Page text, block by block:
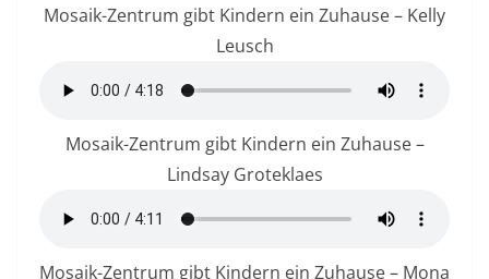
Mosaik-Zentrum gibt Kindern ein Zuhause – Kelly
Leusch
Mosaik-Zentrum gibt Kindern ein Zuhause –
Lindsay Groteklaes
Mosaik-Zentrum gibt Kindern ein Zuhause – Mona